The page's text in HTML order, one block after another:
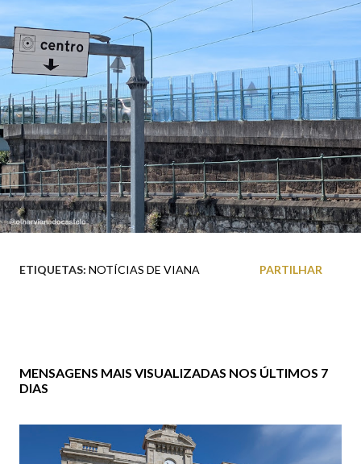
ETIQUETAS: NOTÍCIAS DE VIANA PARTILHAR
MENSAGENS MAIS VISUALIZADAS NOS ÚLTIMOS 7
DIAS